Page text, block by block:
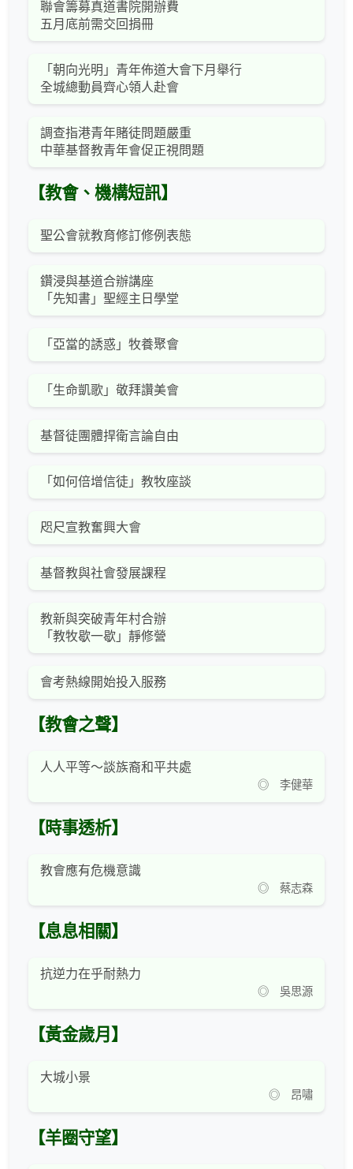
聯會籌募真道書院開辦費
五月底前需交回捐冊
「朝向光明」青年佈道大會下月舉行
全城總動員齊心領人赴會
調查指港青年賭徒問題嚴重
中華基督教青年會促正視問題
【教會、機構短訊】
聖公會就教育修訂修例表態
鑽浸與基道合辦講座
「先知書」聖經主日學堂
「亞當的誘惑」牧養聚會
「生命凱歌」敬拜讚美會
基督徒團體捍衛言論自由
「如何倍增信徒」教牧座談
咫尺宣教奮興大會
基督教與社會發展課程
教新與突破青年村合辦
「教牧歇一歇」靜修營
會考熱線開始投入服務
【教會之聲】
人人平等～談族裔和平共處
◎ 李健華
【時事透析】
教會應有危機意識
◎ 蔡志森
【息息相關】
抗逆力在乎耐熱力
◎ 吳思源
【黃金歲月】
大城小景
◎ 昂嘯
【羊圈守望】